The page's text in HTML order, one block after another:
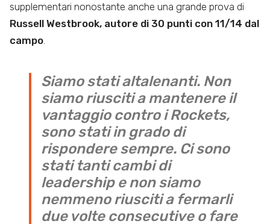
supplementari nonostante anche una grande prova di
Russell Westbrook, autore di 30 punti con 11/14 dal
campo.
Siamo stati altalenanti. Non
siamo riusciti a mantenere il
vantaggio contro i Rockets,
sono stati in grado di
rispondere sempre. Ci sono
stati tanti cambi di
leadership e non siamo
nemmeno riusciti a fermarli
due volte consecutive o fare